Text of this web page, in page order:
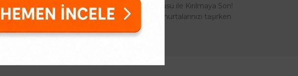
oluşan kaz veya benzeri
ayak bilezikleri klips ile
ayarlanarak çeşit..
Taşıma Kutusu ile Kırılmaya Son!
Değerli yumurtalarınızı taşırken
artık endişelenmeyin! EFE Kuluçka